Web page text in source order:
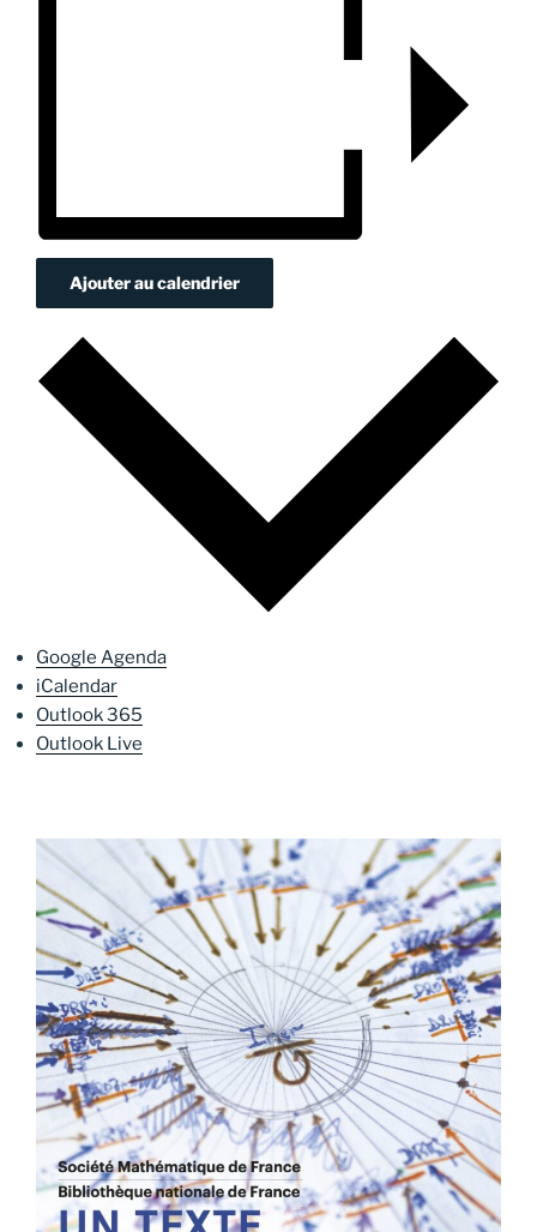
Ajouter au calendrier
Google Agenda
iCalendar
Outlook 365
Outlook Live